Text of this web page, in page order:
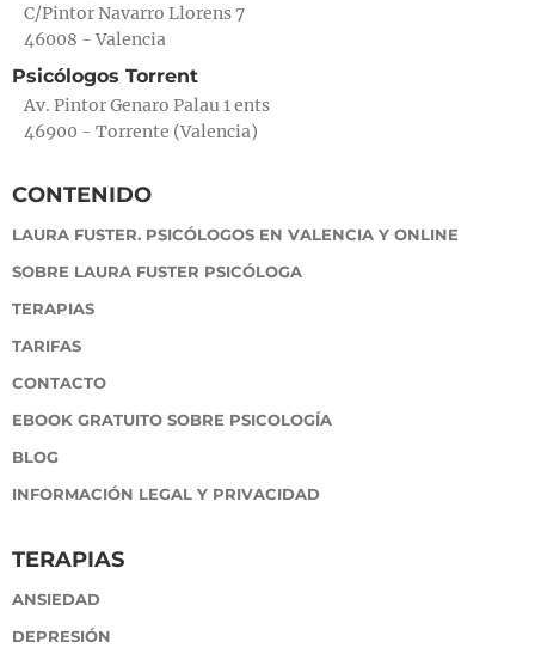
C/Pintor Navarro Llorens 7
46008 - Valencia
Psicólogos Torrent
Av. Pintor Genaro Palau 1 ents
46900 - Torrente (Valencia)
CONTENIDO
LAURA FUSTER. PSICÓLOGOS EN VALENCIA Y ONLINE
SOBRE LAURA FUSTER PSICÓLOGA
TERAPIAS
TARIFAS
CONTACTO
EBOOK GRATUITO SOBRE PSICOLOGÍA
BLOG
INFORMACIÓN LEGAL Y PRIVACIDAD
TERAPIAS
ANSIEDAD
DEPRESIÓN